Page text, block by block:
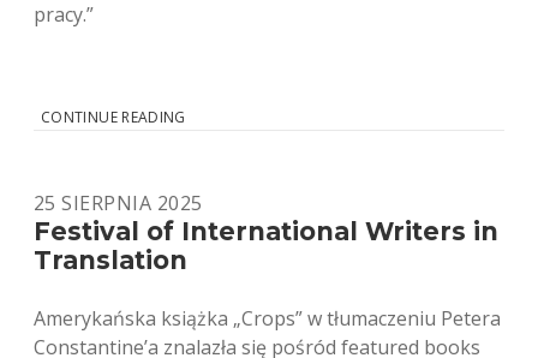
pracy.”
CONTINUE READING
TRUPA
25 SIERPNIA 2025
Festival of International Writers in
Translation
Amerykańska książka „Crops” w tłumaczeniu Petera
Constantine’a znalazła się pośród featured books